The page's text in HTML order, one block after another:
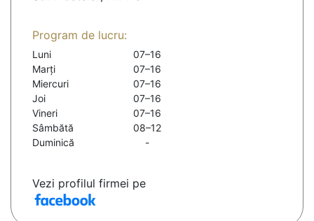
Program de lucru:
Luni
07–16
Marți
07–16
Miercuri
07–16
Joi
07–16
Vineri
07–16
Sâmbătă
08–12
Duminică
-
Vezi profilul firmei pe